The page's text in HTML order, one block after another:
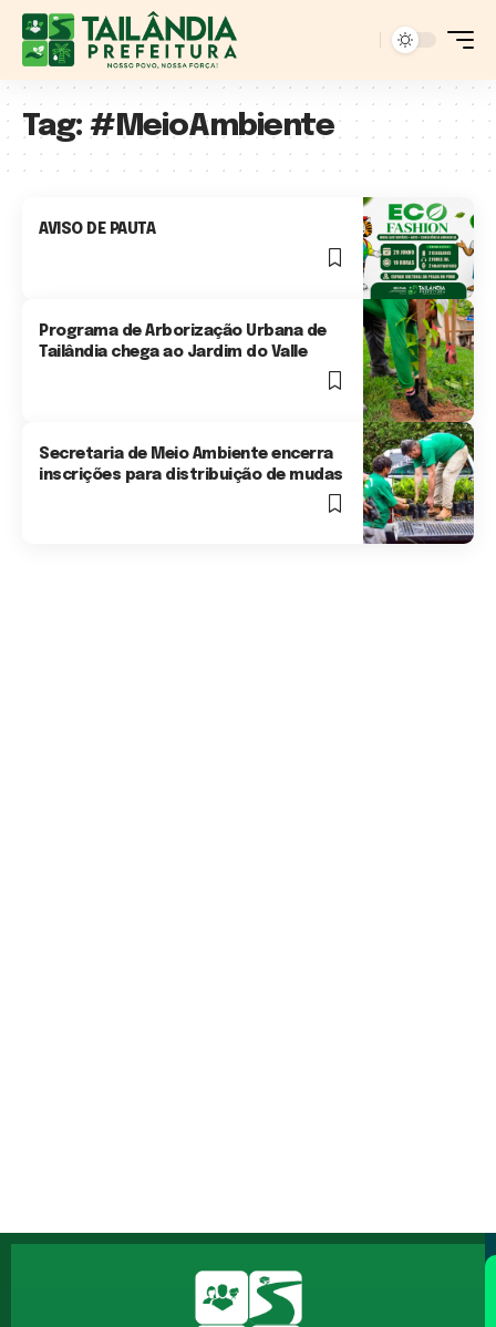
Tag: #MeioAmbiente
AVISO DE PAUTA
Programa de Arborização Urbana de
Tailândia chega ao Jardim do Valle
Secretaria de Meio Ambiente encerra
inscrições para distribuição de mudas